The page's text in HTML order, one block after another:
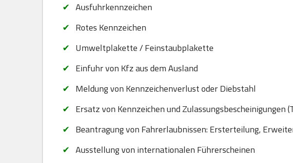
Ausfuhrkennzeichen
Rotes Kennzeichen
Umweltplakette / Feinstaubplakette
Einfuhr von Kfz aus dem Ausland
Meldung von Kennzeichenverlust oder Diebstahl
Ersatz von Kennzeichen und Zulassungsbescheinigungen
Beantragung von Fahrerlaubnissen: Ersterteilung,
Ausstellung von internationalen Führerscheinen